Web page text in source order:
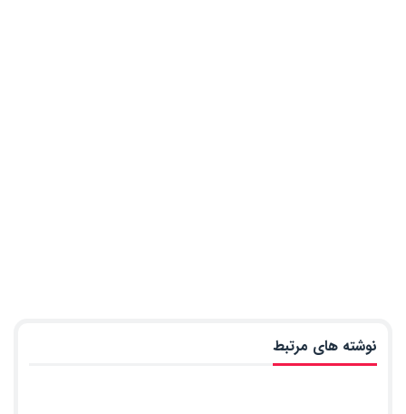
نوشته های مرتبط